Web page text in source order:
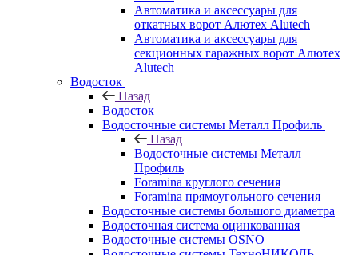
Автоматика и аксессуары для
откатных ворот Алютех Alutech
Автоматика и аксессуары для
секционных гаражных ворот Алютех
Alutech
Водосток
Назад
Водосток
Водосточные системы Металл Профиль
Назад
Водосточные системы Металл
Профиль
Foramina круглого сечения
Foramina прямоугольного сечения
Водосточные системы большого диаметра
Водосточная система оцинкованная
Водосточные системы OSNO